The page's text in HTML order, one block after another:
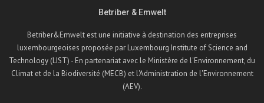
Betriber & Emwelt
Betriber&Emwelt est une initiative à destination des entreprises
luxembourgeoises proposée par Luxembourg Institute of Science and
Technology (LIST) - En partenariat avec le Ministère de l'Environnement, du
Climat et de la Biodiversité (MECB) et l'Administration de l'Environnement
(AEV).